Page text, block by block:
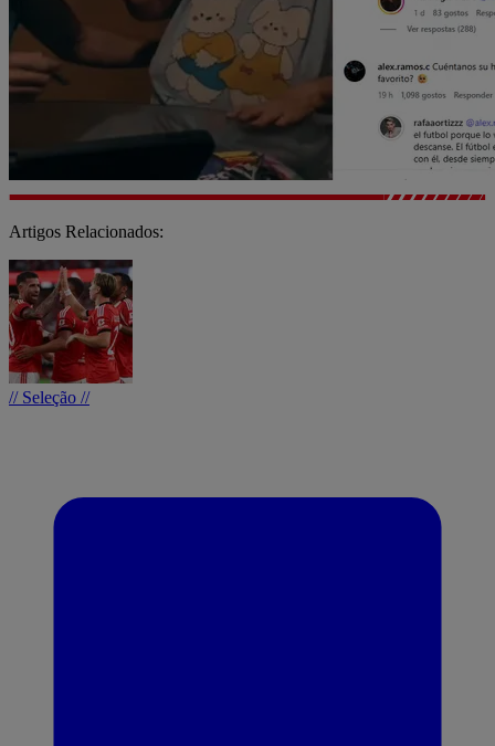
Artigos Relacionados:
// Seleção //